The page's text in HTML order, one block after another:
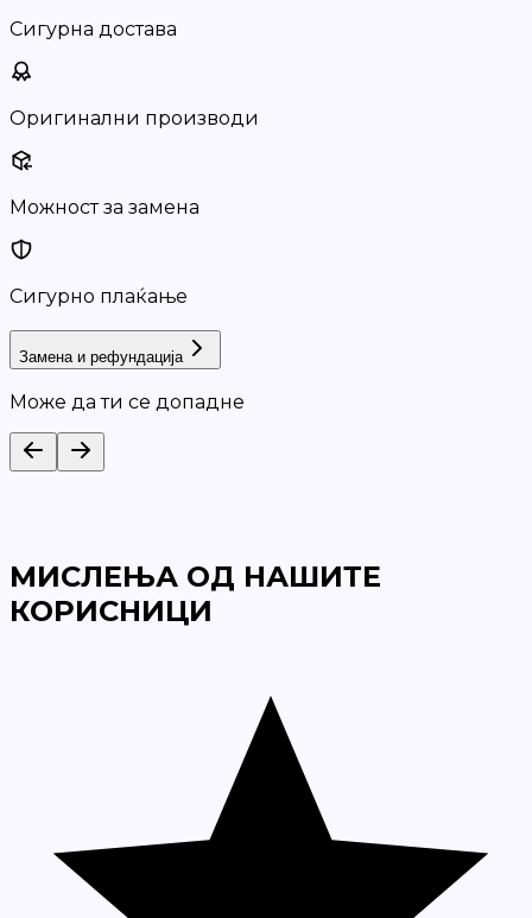
Сигурна достава
Оригинални производи
Можност за замена
Сигурно плаќање
Замена и рефундација
Може да ти се допадне
МИСЛЕЊА ОД НАШИТЕ
КОРИСНИЦИ